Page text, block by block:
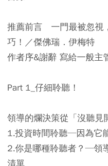
推薦前言 一門最被忽視
巧！／傑佛瑞．伊梅特
作者序&謝辭 寫給一般主
Part 1_仔細聆聽！
領導的爛決策從「沒聽見
1.投資時間聆聽─因為它
2.你是哪種聆聽者？─領
清單